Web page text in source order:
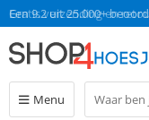
Gratis verzending en
Een 9.2 uit 25.000+
Menu